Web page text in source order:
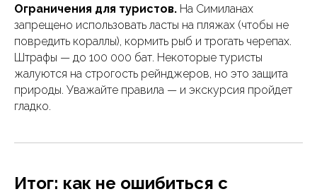
Ограничения для туристов. На Симиланах
запрещено использовать ласты на пляжах (чтобы не
повредить кораллы), кормить рыб и трогать черепах.
Штрафы — до 100 000 бат. Некоторые туристы
жалуются на строгость рейнджеров, но это защита
природы. Уважайте правила — и экскурсия пройдет
гладко.
Итог: как не ошибиться с